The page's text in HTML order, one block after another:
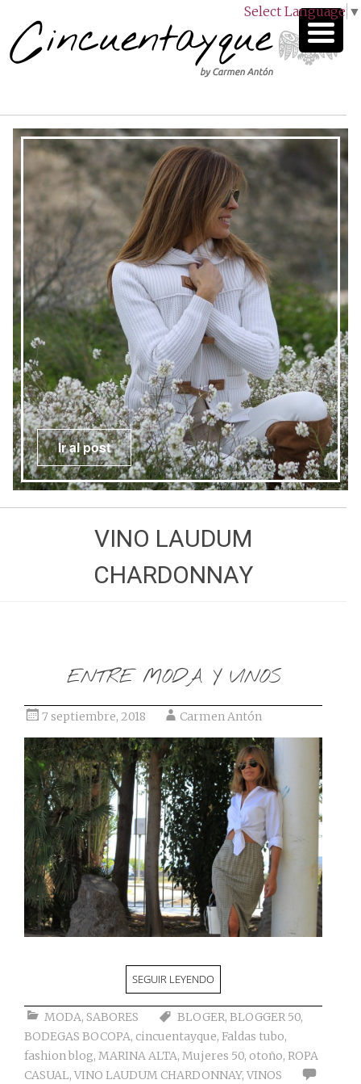
Select Language ▼
Ir al post
VINO LAUDUM
CHARDONNAY
ENTRE MODA Y VINOS
7 septiembre, 2018 Carmen Antón
SEGUIR LEYENDO
MODA, SABORES BLOGER, BLOGGER 50,
BODEGAS BOCOPA, cincuentayque, Faldas tubo,
fashion blog, MARINA ALTA, Mujeres 50, otoño, ROPA
CASUAL, VINO LAUDUM CHARDONNAY, VINOS